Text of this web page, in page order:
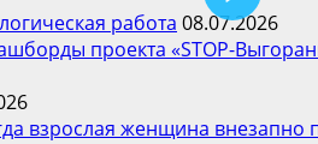
работа 08.07.2026
проекта «STOP-
взрослая женщина внезапно